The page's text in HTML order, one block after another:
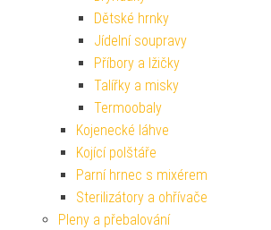
Dětské hrnky
Jídelní soupravy
Příbory a lžičky
Talířky a misky
Termoobaly
Kojenecké láhve
Kojící polštáře
Parní hrnec s mixérem
Sterilizátory a ohřívače
Pleny a přebalování